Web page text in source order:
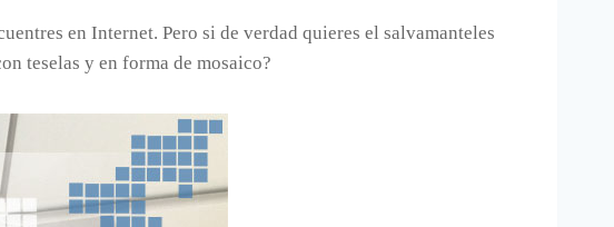
en Internet. Pero si de verdad quieres el salvamanteles
teselas y en forma de mosaico?